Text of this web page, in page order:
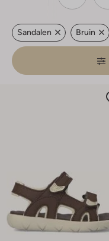
Sandalen Bruin